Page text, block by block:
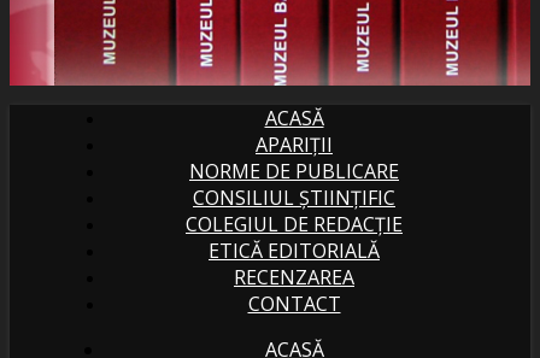
ACASĂ
APARIȚII
NORME DE PUBLICARE
CONSILIUL ȘTIINȚIFIC
COLEGIUL DE REDACȚIE
ETICĂ EDITORIALĂ
RECENZAREA
CONTACT
ACASĂ